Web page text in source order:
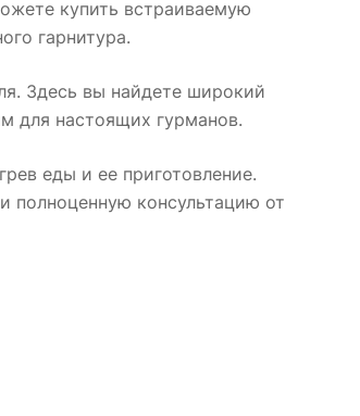
купить встраиваемую
гарнитура.
Здесь вы найдете широкий
для настоящих гурманов.
еды и ее приготовление.
полноценную консультацию от